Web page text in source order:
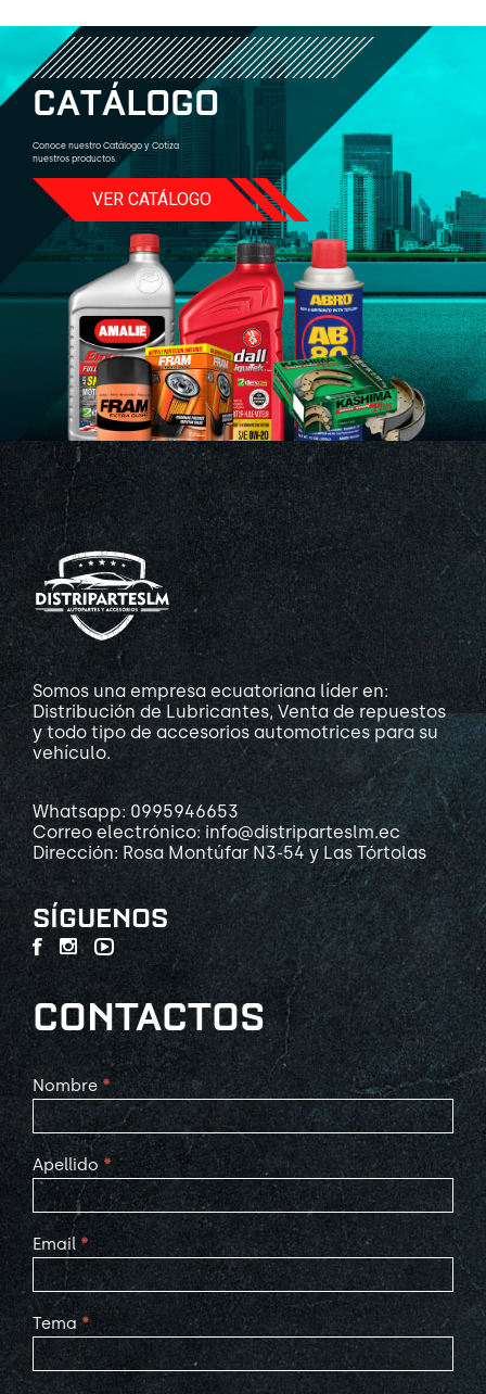
CATÁLOGO
Conoce nuestro Catálogo y Cotiza
nuestros productos.
VER CATÁLOGO
Somos una empresa ecuatoriana líder en:
Distribución de Lubricantes, Venta de repuestos
y todo tipo de accesorios automotrices para su
vehículo.
Whatsapp: 0995946653
Correo electrónico: info@distriparteslm.ec
Dirección: Rosa Montúfar N3-54 y Las Tórtolas
SÍGUENOS
CONTACTOS
Contact
Us
Nombre *
Apellido *
Email *
Tema *